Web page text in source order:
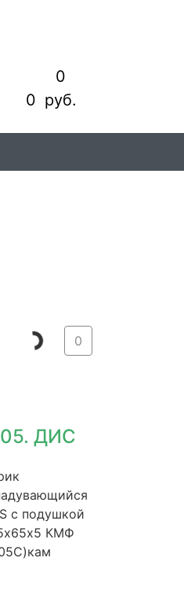
0
0
руб.
0
05. ДИС